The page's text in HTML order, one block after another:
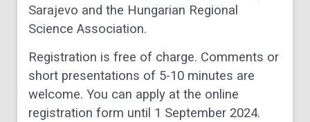
Sarajevo and the Hungarian Regional
Science Association.
Registration is free of charge. Comments or
short presentations of 5-10 minutes are
welcome. You can apply at the online
registration form until 1 September 2024.